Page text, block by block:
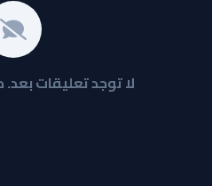
لا توجد تعليقات